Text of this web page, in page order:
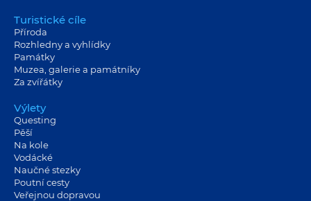
Turistické cíle
Příroda
Rozhledny a vyhlídky
Památky
Muzea, galerie a památníky
Za zvířátky
Výlety
Questing
Pěší
Na kole
Vodácké
Naučné stezky
Poutní cesty
Veřejnou dopravou